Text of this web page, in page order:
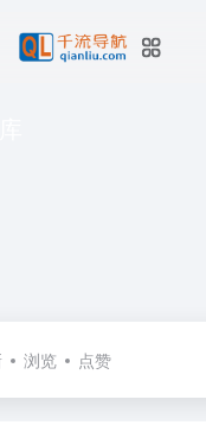
浏览 点赞